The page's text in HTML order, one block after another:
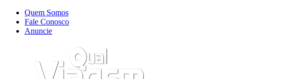
Quem Somos
Fale Conosco
Anuncie